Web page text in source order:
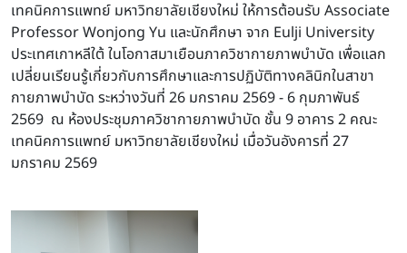
เทคนิคการแพทย์ มหาวิทยาลัยเชียงใหม่ ให้การต้อนรับ Associate
Professor Wonjong Yu และนักศึกษา จาก Eulji University
ประเทศเกาหลีใต้ ในโอกาสมาเยือนภาควิชากายภาพบำบัด เพื่อแลก
เปลี่ยนเรียนรู้เกี่ยวกับการศึกษาและการปฏิบัติทางคลินิกในสาขา
กายภาพบำบัด ระหว่างวันที่ 26 มกราคม 2569 - 6 กุมภาพันธ์
2569 ณ ห้องประชุมภาควิชากายภาพบำบัด ชั้น 9 อาคาร 2 คณะ
เทคนิคการแพทย์ มหาวิทยาลัยเชียงใหม่ เมื่อวันอังคารที่ 27
มกราคม 2569